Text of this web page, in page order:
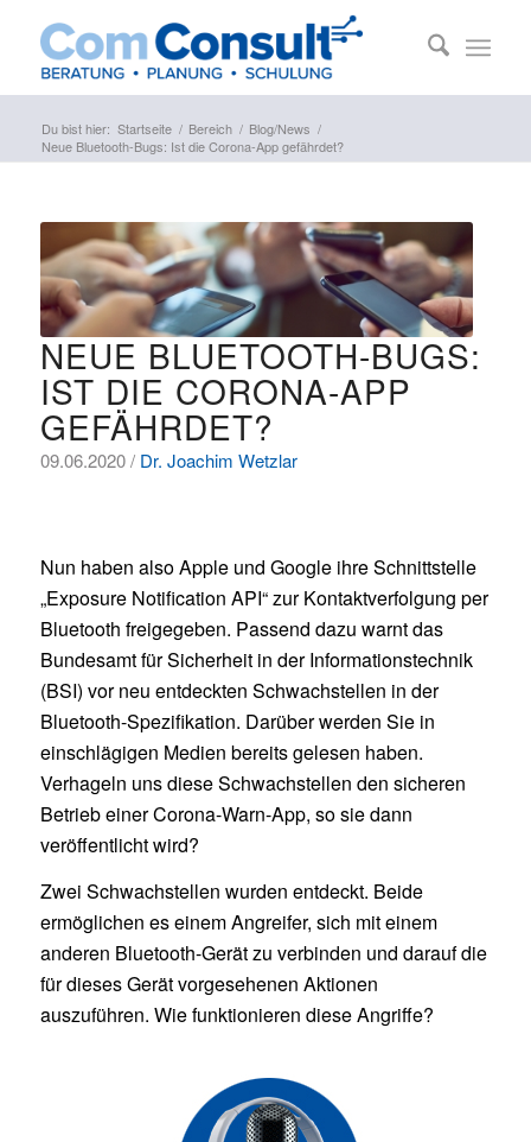
Du bist hier: Startseite / Bereich / Blog/News /
Neue Bluetooth-Bugs: Ist die Corona-App gefährdet?
NEUE BLUETOOTH-BUGS:
IST DIE CORONA-APP
GEFÄHRDET?
09.06.2020 / Dr. Joachim Wetzlar
Nun haben also Apple und Google ihre Schnittstelle
„Exposure Notification API“ zur Kontaktverfolgung per
Bluetooth freigegeben. Passend dazu warnt das
Bundesamt für Sicherheit in der Informationstechnik
(BSI) vor neu entdeckten Schwachstellen in der
Bluetooth-Spezifikation. Darüber werden Sie in
einschlägigen Medien bereits gelesen haben.
Verhageln uns diese Schwachstellen den sicheren
Betrieb einer Corona-Warn-App, so sie dann
veröffentlicht wird?
Zwei Schwachstellen wurden entdeckt. Beide
ermöglichen es einem Angreifer, sich mit einem
anderen Bluetooth-Gerät zu verbinden und darauf die
für dieses Gerät vorgesehenen Aktionen
auszuführen. Wie funktionieren diese Angriffe?